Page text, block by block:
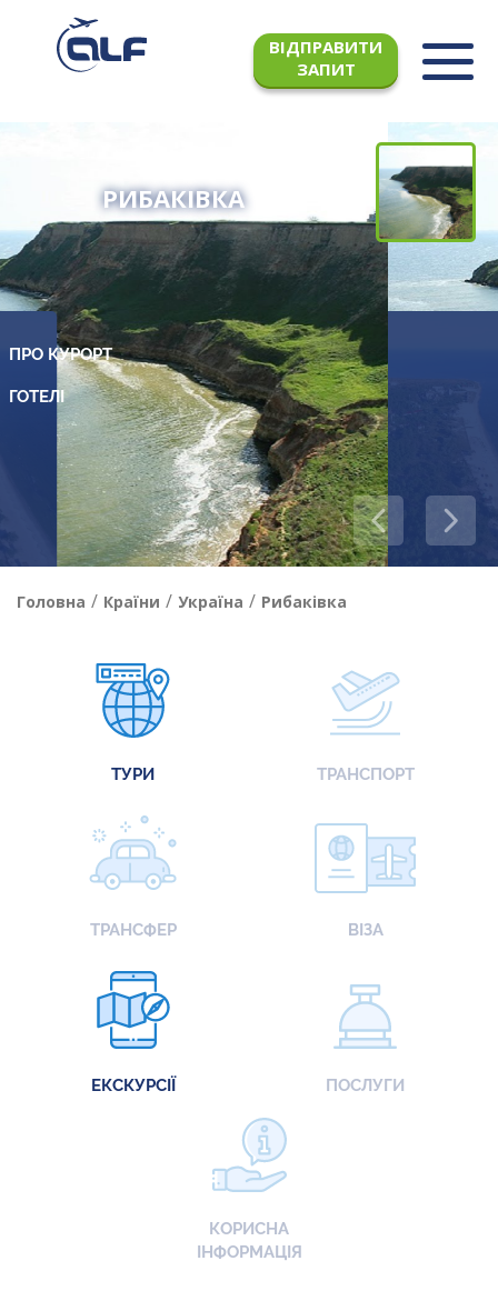
ВІДПРАВИТИ
ЗАПИТ
РИБАКІВКА
ПРО КУРОРТ
Головна / Країни / Україна / Рибаківка
ТУРИ ТРАНСПОРТ
ТРАНСФЕР ВІЗА
ЕКСКУРСІЇ ПОСЛУГИ
КОРИСНА
ІНФОРМАЦІЯ